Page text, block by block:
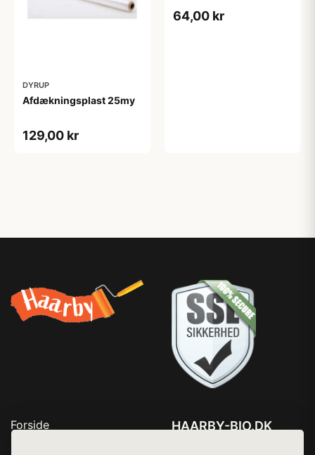
DYRUP
Afdækningsplast 25my
129,00 kr
64,00 kr
Forside
HAARBY-BIO.DK